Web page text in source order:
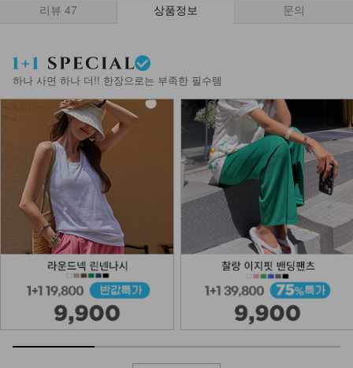
리뷰 47 상품정보 문의
하나 사면 하나 더!! 한장으로는 부족한 필수템